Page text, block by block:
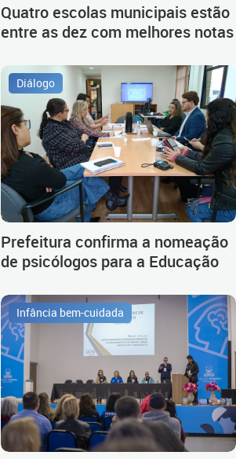
Quatro escolas municipais estão
entre as dez com melhores notas
Diálogo
Prefeitura confirma a nomeação
de psicólogos para a Educação
Infância bem-cuidada